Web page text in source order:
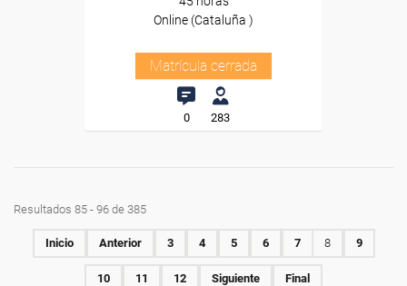
Online (Cataluña )
Matrícula cerrada
0 283
Resultados 85 - 96 de 385
Inicio Anterior 3 4 5 6 7 8 9
10 11 12 Siguiente Final